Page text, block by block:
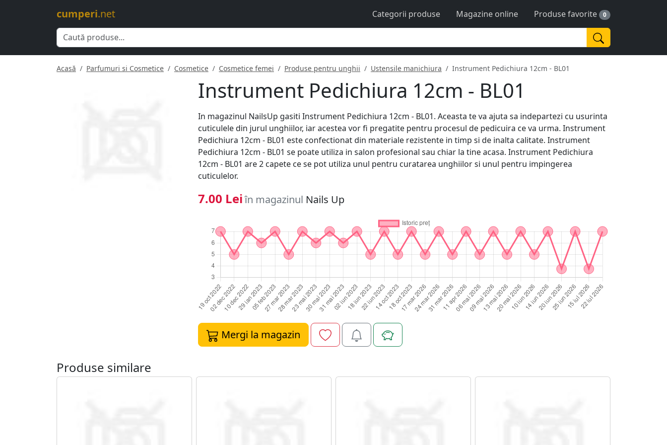
cumperi.net Categorii produse Magazine online Produse favorite 0
Acasă Parfumuri si Cosmetice Cosmetice Cosmetice femei Produse pentru unghii Ustensile manichiura Instrument Pedichiura 12cm - BL01
Instrument Pedichiura 12cm - BL01
In magazinul NailsUp gasiti Instrument Pedichiura 12cm - BL01. Aceasta te va ajuta sa indepartezi cu usurinta
cuticulele din jurul unghiilor, iar acestea vor fi pregatite pentru procesul de pedicuira ce va urma. Instrument
Pedichiura 12cm - BL01 este confectionat din materiale rezistente in timp si de inalta calitate. Instrument
Pedichiura 12cm - BL01 se poate utiliza in salon profesional sau chiar la tine acasa. Instrument Pedichiura
12cm - BL01 are 2 capete ce se pot utiliza unul pentru curatarea unghiilor si unul pentru impingerea
cuticulelor.
7.00 Leiîn magazinul Nails Up
Mergi la magazin
Produse similare